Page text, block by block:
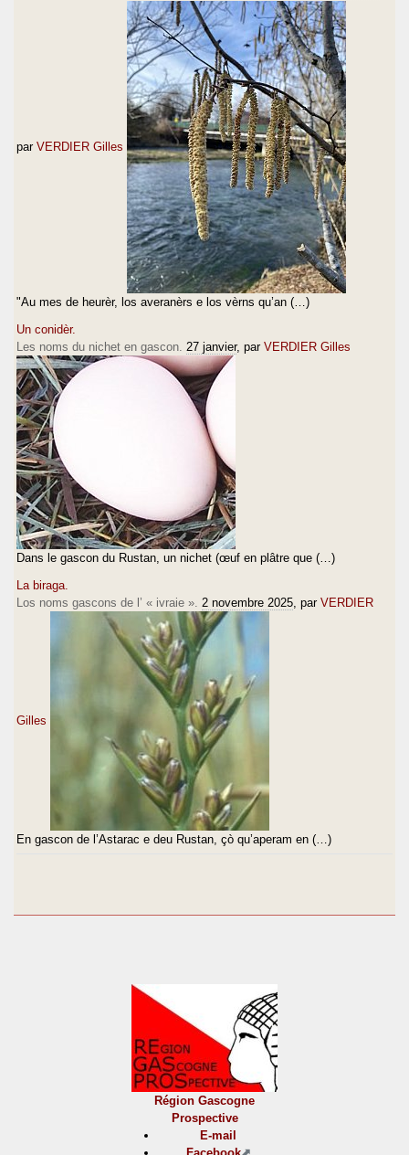
par VERDIER Gilles
"Au mes de heurèr, los averanèrs e los vèrns qu’an (…)
Un conidèr.
Les noms du nichet en gascon. 27 janvier, par VERDIER Gilles
Dans le gascon du Rustan, un nichet (œuf en plâtre que (…)
La biraga.
Los noms gascons de l’ « ivraie ». 2 novembre 2025 , par VERDIER
Gilles
En gascon de l’Astarac e deu Rustan, çò qu’aperam en (…)
Région Gascogne
Prospective
E-mail